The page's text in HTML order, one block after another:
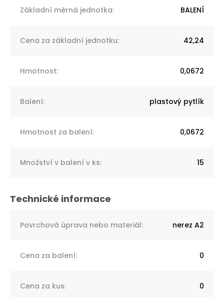
Základní měrná jednotka: BALENÍ
Cena za základní jednotku: 42,24
Hmotnost: 0,0672
Balení: plastový pytlík
Hmotnost za balení: 0,0672
Množství v balení v ks: 15
Povrchová úprava nebo materiál: nerez A2
Cena za balení: 0
Cena za kus: 0